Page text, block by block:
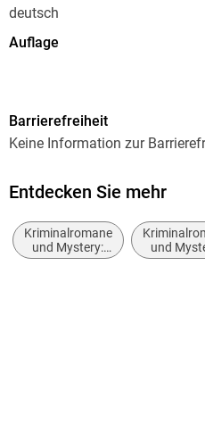
deutsch
Auflage
448
Reihe
Klaus-Peter Wolf
Verlag/Hersteller
Barrierefreiheit
Keine Information zur
Entdecken Sie mehr
Kriminalromane
und Mystery:
weibliche
und
Cosy